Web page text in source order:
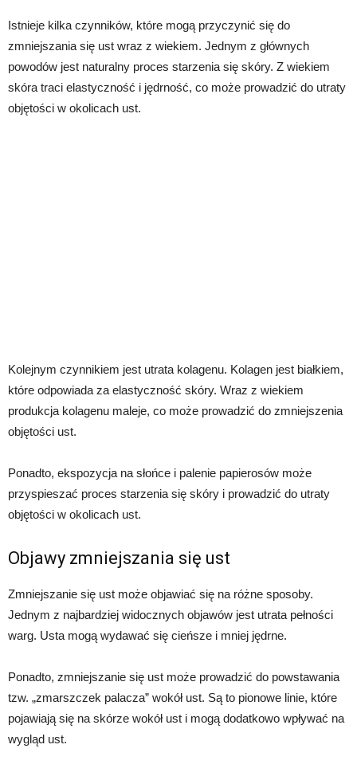
Istnieje kilka czynników, które mogą przyczynić się do
zmniejszania się ust wraz z wiekiem. Jednym z głównych
powodów jest naturalny proces starzenia się skóry. Z wiekiem
skóra traci elastyczność i jędrność, co może prowadzić do utraty
objętości w okolicach ust.
Kolejnym czynnikiem jest utrata kolagenu. Kolagen jest białkiem,
które odpowiada za elastyczność skóry. Wraz z wiekiem
produkcja kolagenu maleje, co może prowadzić do zmniejszenia
objętości ust.
Ponadto, ekspozycja na słońce i palenie papierosów może
przyspieszać proces starzenia się skóry i prowadzić do utraty
objętości w okolicach ust.
Objawy zmniejszania się ust
Zmniejszanie się ust może objawiać się na różne sposoby.
Jednym z najbardziej widocznych objawów jest utrata pełności
warg. Usta mogą wydawać się cieńsze i mniej jędrne.
Ponadto, zmniejszanie się ust może prowadzić do powstawania
tzw. „zmarszczek palacza” wokół ust. Są to pionowe linie, które
pojawiają się na skórze wokół ust i mogą dodatkowo wpływać na
wygląd ust.